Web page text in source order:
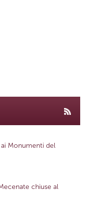
Monumenti del
chiuse al